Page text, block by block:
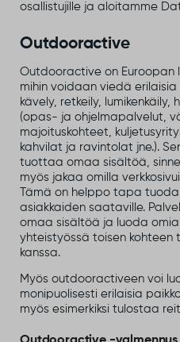
osallistujille ja aloitamme
Outdooractive
Outdooractive on Euroopan
mihin voidaan viedä
kävely, retkeily, lumikenkäily,
(opas- ja ohjelmapalvelut,
majoituskohteet,
kahvilat ja ravintolat jne.).
tuottaa omaa sisältöä,
myös jakaa omilla
Tämä on helppo tapa
asiakkaiden saataville.
omaa sisältöä ja luoda
yhteistyössä toisen
kanssa.
Myös outdooractiveen voi
monipuolisesti erilaisia
myös esimerkiksi tulostaa